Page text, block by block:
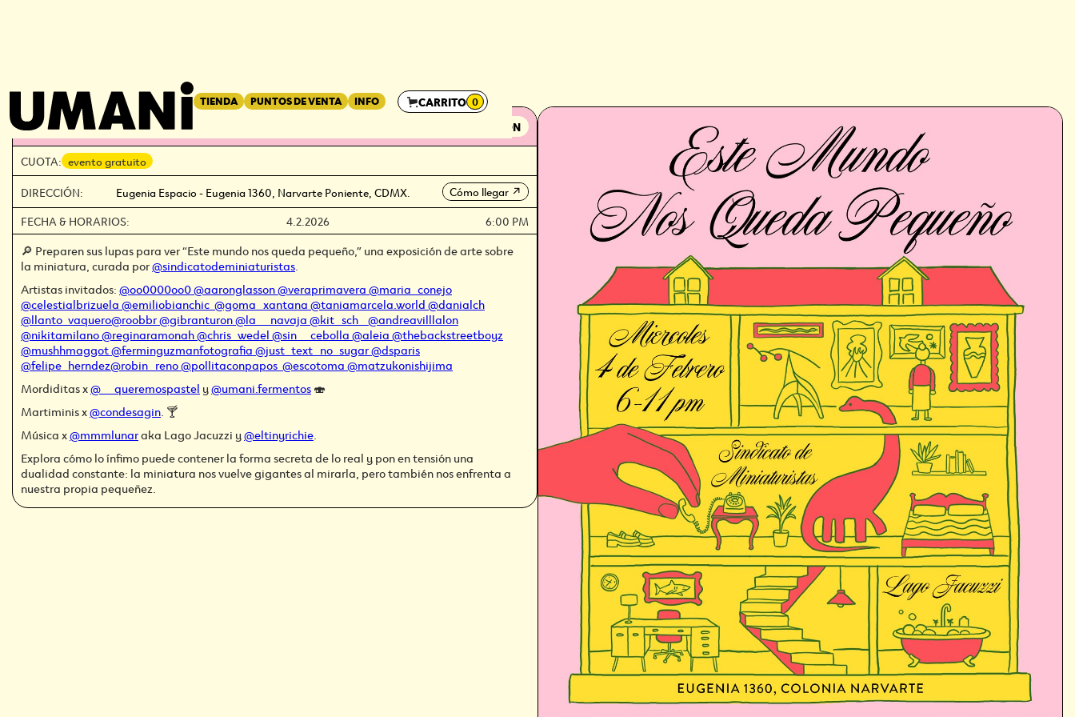
TIENDA PUNTOS DE VENTA INFO CARRITO 0
ESTE MUNDO NOS QUEDA PEQUEÑO EXPOSICIÓN
CUOTA: evento gratuito
DIRECCIÓN:
Eugenia Espacio - Eugenia 1360, Narvarte Poniente, CDMX. Cómo llegar ↗
FECHA & HORARIOS: 4.2.2026 6:00 PM
🔎 Preparen sus lupas para ver “Este mundo nos queda pequeño,” una exposición de arte sobre
la miniatura, curada por@sindicatodeminiaturistas
Artistas invitados:@oo0000oo0@aaronglasson@veraprimavera@maria_conejo
@celestialbrizuela@emiliobianchic @goma_xantana@taniamarcela.world@danialch
@llanto_vaquero@roobbr@gibranturon@la__navaja@kit_sch_ @andreavilllalon
@nikitamilano@reginaramonah@chris_wedel@sin__cebolla@aleia@thebackstreetboyz
@mushhmaggot@ferminguzmanfotografia@just_text_no_sugar@dsparis
@felipe_herndez@robin_reno@pollitaconpapos @escotoma@matzukonishijima
Mordiditas x@__queremospastel y@umani.fermentos🍣
Martiminis x@condesagin . 🍸
Música x@mmmlunaraka Lago Jacuzzi y@eltinyrichie
Explora cómo lo ínfimo puede contener la forma secreta de lo real y pon en tensión una
dualidad constante: la miniatura nos vuelve gigantes al mirarla, pero también nos enfrenta a
nuestra propia pequeñez.